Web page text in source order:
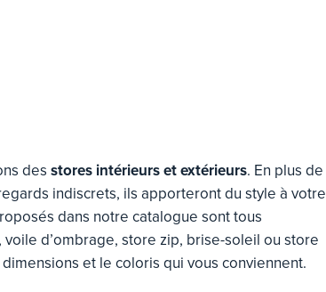
des stores intérieurs et extérieurs. En plus de
indiscrets, ils apporteront du style à votre
dans notre catalogue sont tous
d’ombrage, store zip, brise-soleil ou store
et le coloris qui vous conviennent.